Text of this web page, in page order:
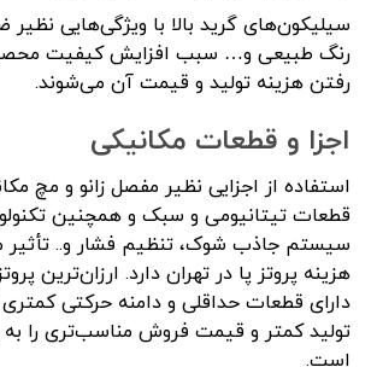
سیلیکون‌های گرید بالا با ویژگی‌هایی
رنگ طبیعی و… سبب افزایش کیفیت محصول
رفتن هزینه تولید و قیمت آن می‌شوند.
اجزا و قطعات مکانیکی
استفاده از اجزایی نظیر مفصل زانو و مچ
قطعات تیتانیومی و سبک و همچنین
سیستم جاذب شوک، تنظیم فشار و.. تأثیر
هزینه پروتز پا در تهران دارد. ارزان‌ترین
دارای قطعات حداقلی و دامنه حرکتی
تولید کمتر و قیمت فروش مناسب‌تری را به
است.